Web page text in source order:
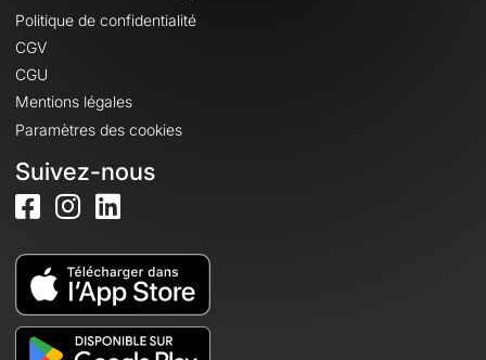
Politique de confidentialité
CGV
CGU
Mentions légales
Paramètres des cookies
Suivez-nous